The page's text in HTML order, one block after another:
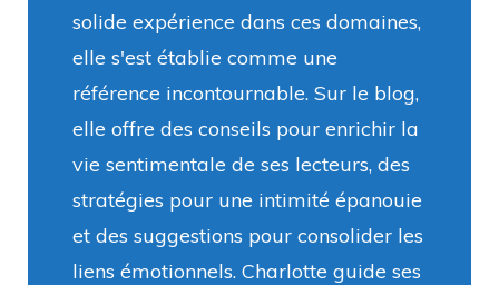
solide expérience dans ces domaines,
elle s'est établie comme une
référence incontournable. Sur le blog,
elle offre des conseils pour enrichir la
vie sentimentale de ses lecteurs, des
stratégies pour une intimité épanouie
et des suggestions pour consolider les
liens émotionnels. Charlotte guide ses